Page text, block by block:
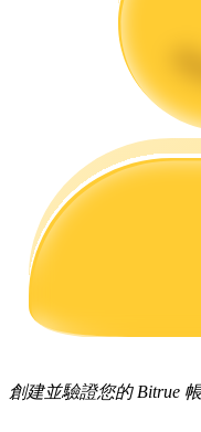
合約功能使用指南
學習如何保持盈利
創建並驗證您的 Bitrue